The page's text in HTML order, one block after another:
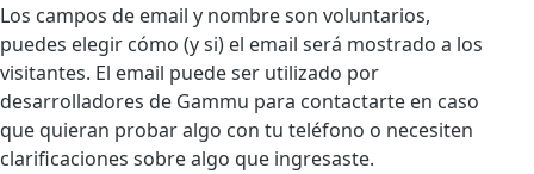
Los campos de email y nombre son voluntarios,
puedes elegir cómo (y si) el email será mostrado a los
visitantes. El email puede ser utilizado por
desarrolladores de Gammu para contactarte en caso
que quieran probar algo con tu teléfono o necesiten
clarificaciones sobre algo que ingresaste.